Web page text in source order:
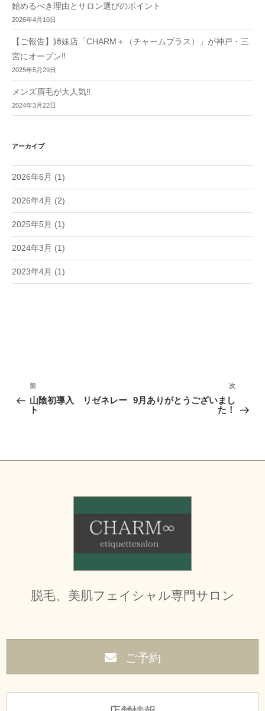
始めるべき理由とサロン選びのポイント
2026年4月10日
【ご報告】姉妹店「CHARM＋（チャームプラス）」が神戸・三
宮にオープン‼︎
2025年5月29日
メンズ眉毛が大人気‼︎
2024年3月22日
アーカイブ
2026年6月 (1)
2026年4月 (2)
2025年5月 (1)
2024年3月 (1)
2023年4月 (1)
稿
ナ
ビ
ゲ
前
の
投
稿
前
山陰初導入 リゼネレー
ト
次
次
9月ありがとうございまし
た！
脱毛、美肌フェイシャル専門サロン
ご予約